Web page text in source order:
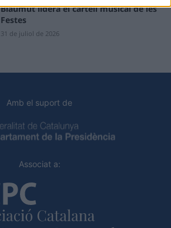
Blaumut lidera el cartell musical de les
Festes
31 de juliol de 2026
Amb el suport de
Associat a: